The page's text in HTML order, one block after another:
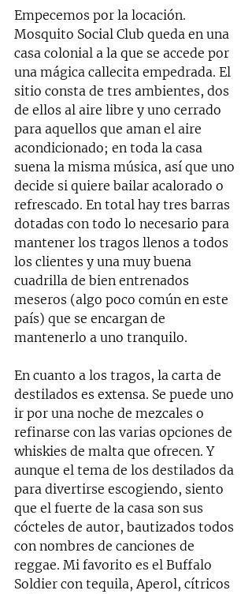
Empecemos por la locación.
Mosquito Social Club queda en una
casa colonial a la que se accede por
una mágica callecita empedrada. El
sitio consta de tres ambientes, dos
de ellos al aire libre y uno cerrado
para aquellos que aman el aire
acondicionado; en toda la casa
suena la misma música, así que uno
decide si quiere bailar acalorado o
refrescado. En total hay tres barras
dotadas con todo lo necesario para
mantener los tragos llenos a todos
los clientes y una muy buena
cuadrilla de bien entrenados
meseros (algo poco común en este
país) que se encargan de
mantenerlo a uno tranquilo.
En cuanto a los tragos, la carta de
destilados es extensa. Se puede uno
ir por una noche de mezcales o
refinarse con las varias opciones de
whiskies de malta que ofrecen. Y
aunque el tema de los destilados da
para divertirse escogiendo, siento
que el fuerte de la casa son sus
cócteles de autor, bautizados todos
con nombres de canciones de
reggae. Mi favorito es el Buffalo
Soldier con tequila, Aperol, cítricos